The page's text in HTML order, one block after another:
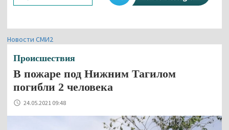
Новости СМИ2
Происшествия
В пожаре под Нижним Тагилом
погибли 2 человека
24.05.2021 09:48